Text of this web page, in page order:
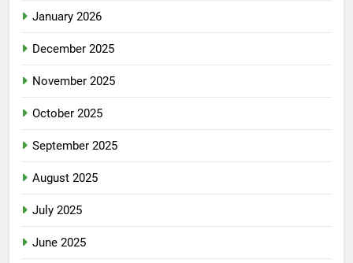
January 2026
December 2025
November 2025
October 2025
September 2025
August 2025
July 2025
June 2025